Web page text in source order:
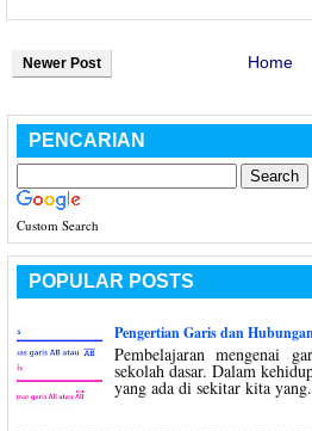
Newer Post Home
PENCARIAN
Custom Search
POPULAR POSTS
Pengertian Garis dan
Pembelajaran mengenai
sekolah dasar. Dalam
yang ada di sekitar kita